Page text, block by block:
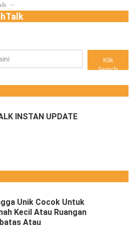
Klik
Search
INSTAN UPDATE
Unik Cocok Untuk
Kecil Atau Ruangan
Atau